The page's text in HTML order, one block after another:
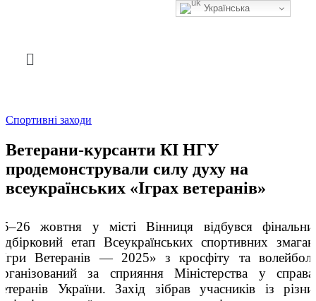
Спортивні заходи
Ветерани-курсанти КІ НГУ
продемонстрували силу духу на
всеукраїнських «Іграх ветеранів»
жовтня у місті Вінниця відбувся
етап Всеукраїнських спортивних
Ветеранів — 2025» з кросфіту та
за сприяння Міністерства у
України. Захід зібрав учасників із
Українська